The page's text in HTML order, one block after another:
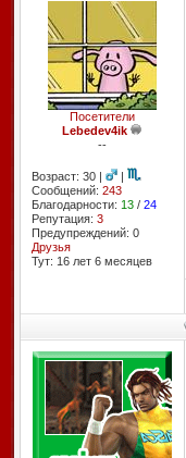
Посетители
Lebedev4ik
--
Возраст: 30 |
|
Сообщений: 243
Благодарности: 13/ 24
Репутация: 3
Предупреждений: 0
Друзья
Тут: 16 лет 6 месяцев